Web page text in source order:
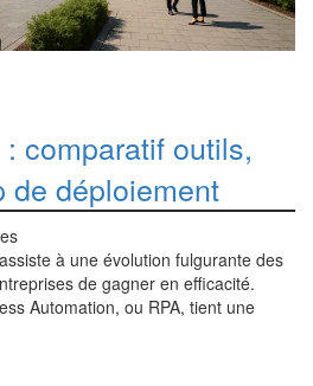
comparatif outils,
de déploiement
à une évolution fulgurante des
de gagner en efficacité.
Automation, ou RPA, tient une